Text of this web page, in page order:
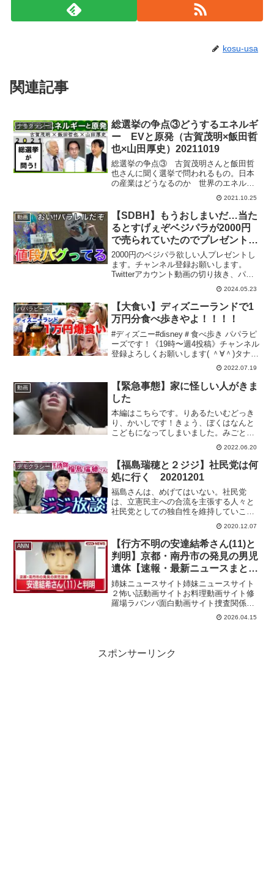
kosu-usa
関連記事
デモクラシー
総選挙の争点③どうするエネルギ
ー EVと原発（古賀茂明×飯田哲
也×山田厚史）20211019
総選挙の争点③ 古賀茂明さんと飯田哲
也さんに聞く選挙で問われるもの。日本
の産業はどうなるのか 世界のエネルギ
ーと産業の歴史的転換期に日本は周回遅
れもいいところで、挽回の芽さえ見つか
りません。エネルギー転換、化石燃料車
の規制とEV車へのシフト...
2021.10.25
動画
【SDBH】もうおしまいだ…当た
るとすげぇぞベジパラが2000円
で売られていたのでプレゼント企
画にします。【スーパードラゴン
ボールヒーローズ プレゼント企
画】
2000円のベジパラ欲しい人プレゼントし
ます。チャンネル登録お願いします。
Twitterアカウント動画の切り抜き、パク
リ、誹謗中傷など禁止になっておりま
す。守れない方は残念ですが、警察に被
害届出します。ビッグバンミッション最
新情報ーーーーー...
2024.05.23
パパラピーズ
【大食い】ディズニーランドで1
万円分食べ歩きやよ！！！！
#ディズニー#disney＃食べ歩き パパラピ
ーズです！《19時〜週4投稿》チャンネル
登録よろしくお願いします( ＾∀＾)タナカ
ガブランドGAB GAB じんじんブラン
ド JINCL 文化放送「CultureZ」 毎週
木曜メインパーソナリテ...
2022.07.19
動画
【緊急事態】家に怪しい人がきま
した
本編はこちらです。りあるたいむどっき
り、かいしです！きょう、ぼくはなんと
こどもになってしまいました。みごと、
くろづくめのおとこたちのしれんをこえ
て、おとなのすがたにもどれるのか？と
うろくしておまちください。音源は虹色
侍さんにおかりしました！...
2022.06.20
デモクラシー
【福島瑞穂と２ジジ】社民党は何
処に行く 20201201
福島さんは、めげてはいない。社民党
は、立憲民主への合流を主張する人々と
社民党としての独自性を維持していこう
という人々に事実上「分裂」しました。
国会議員は、党首の福島さんを除いて、
立憲に合流し、いくつか地元で強いと言
われた地方組織も立憲に合流...
2020.12.07
ANN
【行方不明の安達結希さん(11)と
判明】京都・南丹市の発見の男児
遺体【速報・最新ニュースまと
め】(2026年4月14日)ANN/テレ朝
LIVE
姉妹ニュースサイト姉妹ニュースサイト
２怖い話動画サイトお料理動画サイト修
羅場ラバンバ面白動画サイト捜査関係者
によりますと、京都府南丹市園部町の山
林で発見された遺体は司法解剖の結果、
2026.04.15
スポンサーリンク